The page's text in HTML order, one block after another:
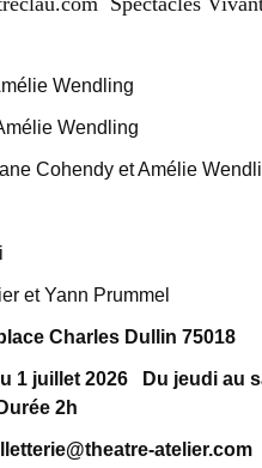
Wendling
Wendling
Cohendy et Amélie
et Yann Prummel
Charles Dullin 75018
1 juillet 2026 Du jeudi au
2h
atelier.com